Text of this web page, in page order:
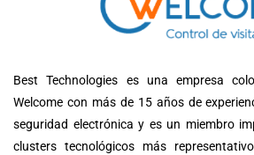
Best Technologies es una empresa
Welcome con más de 15 años de
seguridad electrónica y es un miembro
clusters tecnológicos más